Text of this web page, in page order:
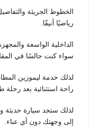
الخطوط الجريئة
رياضيًا أنيقًا.
الداخلية الواسعة
سواء كنت جالسًا في
راحة استثنائية بعد رحلة
لذلك ستجد سيارة حديثة
إلى وجهتك دون أي عناء.